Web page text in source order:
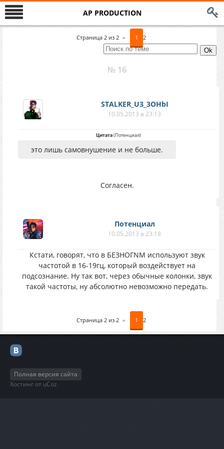
AP PRODUCTION
Страница 2 из 2 « 1 2
№ 16
STALKER_U3_3OHbI
10.05.2013 в 23:13
Цитата(Потенциал)
это лишь самовнушение и не больше.
Согласен.
Потенциал
10.05.2013 в 23:18
Кстати, говорят, что в БЕЗНОГNМ используют звук
частотой в 16-19гц, который воздействует на
подсознание. Ну так вот, через обычные колонки, звук
такой частоты, ну абсолютно невозможно передать.
Страница 2 из 2 « 1 2
Полная версия сайта
Хостинг от uCoz